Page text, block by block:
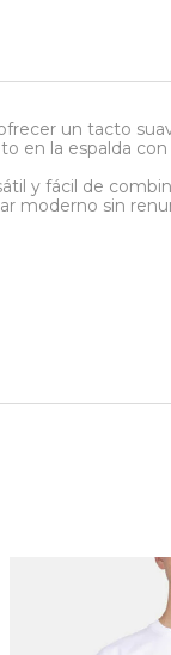
un tacto
en la espalda
y fácil de
moderno sin